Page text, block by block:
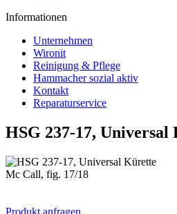
Informationen
Unternehmen
Wironit
Reinigung & Pflege
Hammacher sozial aktiv
Kontakt
Reparaturservice
HSG 237-17, Universal
Mc Call, fig. 17/18
Produkt anfragen